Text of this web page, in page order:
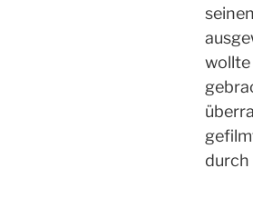
wollte
durch